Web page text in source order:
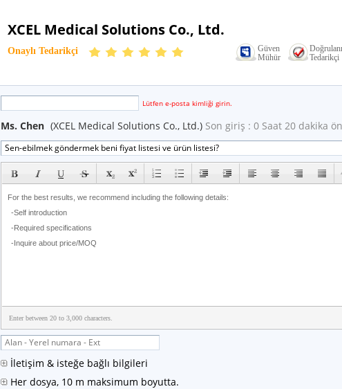
XCEL Medical Solutions Co., Ltd.
Onaylı Tedarikçi
Güven
Mühür
Tedarikçi
email
Lütfen e-posta kimliği girin.
Ms. Chen (XCEL Medical Solutions Co., Ltd.) Son giriş : 0 Saat 20 dakika
subject
Enter between 20 to 3,000 characters.
İletişim & isteğe bağlı bilgileri
Her dosya, 10 m maksimum boyutta.